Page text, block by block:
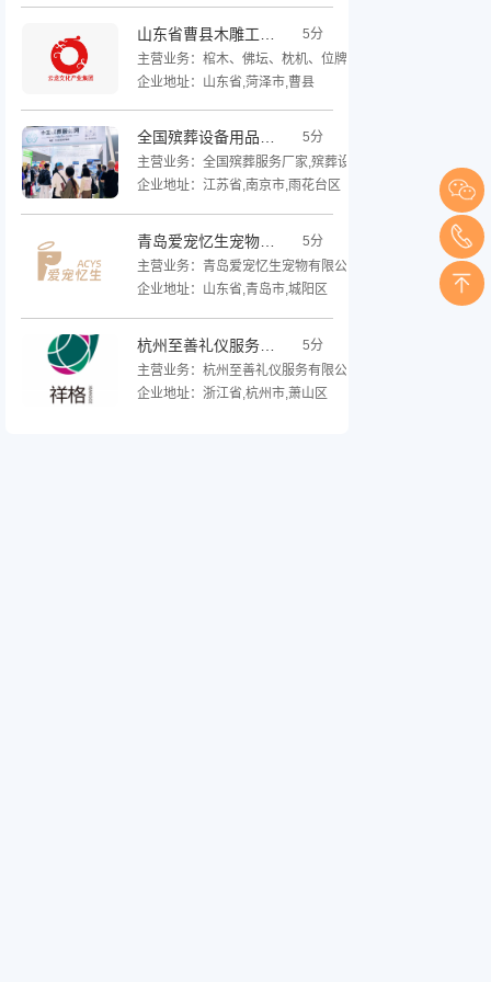
5分
主营业务：棺木、佛坛、枕机、位牌、木质餐托、祭坛、纺
企业地址：山东省,菏泽市,曹县
全国殡葬设备用品厂家
5分
主营业务：全国殡葬服务厂家,殡葬设备,殡葬用品类别,殡葬
企业地址：江苏省,南京市,雨花台区
5分
主营业务：青岛爱宠忆生宠物有限公司主营，宠物祭祀用品
企业地址：山东省,青岛市,城阳区
5分
主营业务：杭州至善礼仪服务有限公司，旗下运营“祥格”核
企业地址：浙江省,杭州市,萧山区